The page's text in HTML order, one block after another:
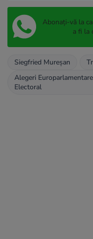
Abonați-vă la
a fi la
Siegfried Mureșan
Alegeri
Electoral